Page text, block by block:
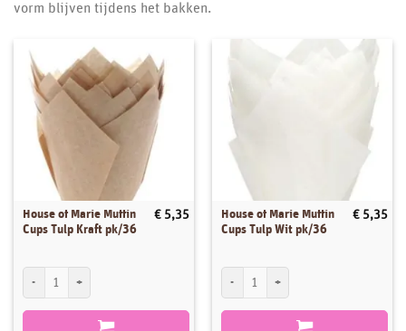
vorm blijven tijdens het bakken.
House of Marie Muffin
Cups Tulp Kraft pk/36
€ 5,35
House of Marie Muffin
Cups Tulp Wit pk/36
€ 5,35